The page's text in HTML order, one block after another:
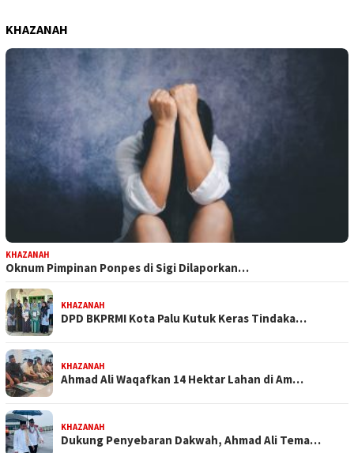
KHAZANAH
KHAZANAH
Oknum Pimpinan Ponpes di Sigi Dilaporkan…
KHAZANAH
DPD BKPRMI Kota Palu Kutuk Keras Tindaka…
KHAZANAH
Ahmad Ali Waqafkan 14 Hektar Lahan di Am…
KHAZANAH
Dukung Penyebaran Dakwah, Ahmad Ali Tema…